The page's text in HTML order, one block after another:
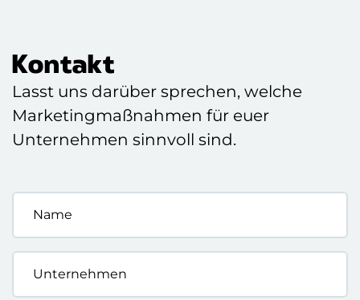
Kontakt
Lasst uns darüber sprechen, welche
Marketingmaßnahmen für euer
Unternehmen sinnvoll sind.
Name
Unternehmen